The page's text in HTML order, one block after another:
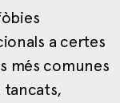
a certes
més comunes
tancats,